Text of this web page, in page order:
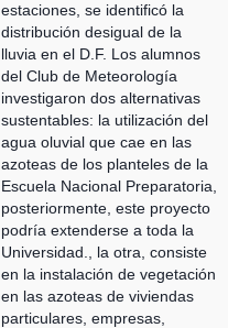
estaciones, se identificó la
distribución desigual de la
lluvia en el D.F. Los alumnos
del Club de Meteorología
investigaron dos alternativas
sustentables: la utilización del
agua oluvial que cae en las
azoteas de los planteles de la
Escuela Nacional Preparatoria,
posteriormente, este proyecto
podría extenderse a toda la
Universidad., la otra, consiste
en la instalación de vegetación
en las azoteas de viviendas
particulares, empresas,